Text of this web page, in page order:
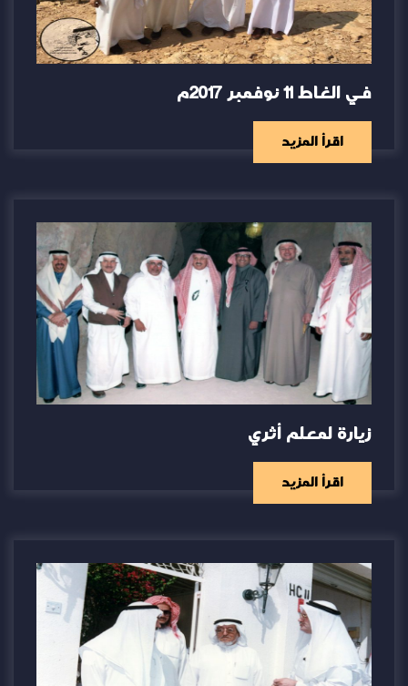
في الغاط 11 نوفمبر 2017م
اقرأ المزيد
زيارة لمعلم أثري
اقرأ المزيد